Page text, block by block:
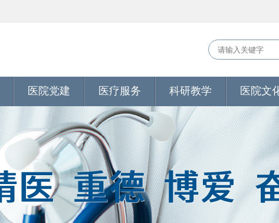
医院党建 医疗服务 科研教学 医院文